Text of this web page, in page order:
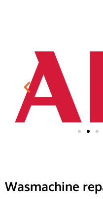
Wasmachine